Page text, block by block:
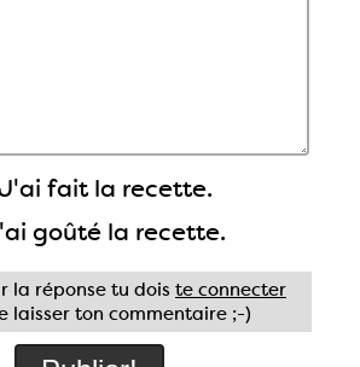
fait la recette.
goûté la recette.
la réponse tu dois te connecter
laisser ton commentaire ;-)